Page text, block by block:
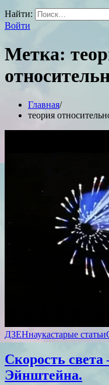
Найти:
Войти
Метка:
Главная
теория
ДЗЕНнаукастарые статьи
Скорость
Эйнштейна.